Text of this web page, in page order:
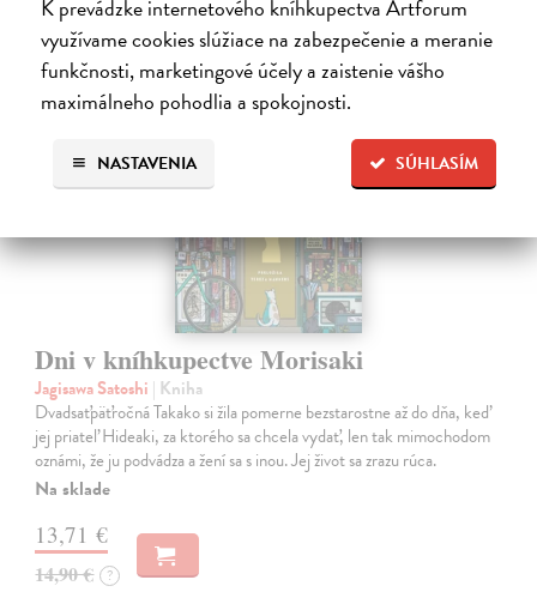
K prevádzke internetového kníhkupectva Artforum
využívame cookies slúžiace na zabezpečenie a meranie
funkčnosti, marketingové účely a zaistenie vášho
maximálneho pohodlia a spokojnosti.
SÚHLASÍM
NASTAVENIA
na sklade
Dni v kníhkupectve Morisaki
Jagisawa Satoshi | Kniha
Dvadsaťpäťročná Takako si žila pomerne bezstarostne až do dňa, keď
jej priateľ Hideaki, za ktorého sa chcela vydať, len tak mimochodom
oznámi, že ju podvádza a žení sa s inou. Jej život sa zrazu rúca.
Na sklade
13,71 €
14,90 € ?